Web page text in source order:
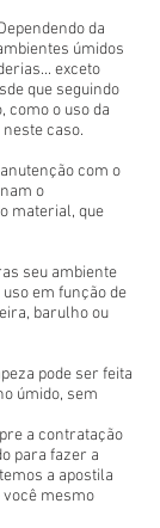
da
úmidos
exceto
que seguindo
como o uso da
caso.
com o
o
material, que
seu ambiente
em função de
barulho ou
pode ser feita
úmido, sem
a contratação
para fazer a
a apostila
mesmo